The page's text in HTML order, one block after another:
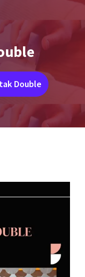
Double